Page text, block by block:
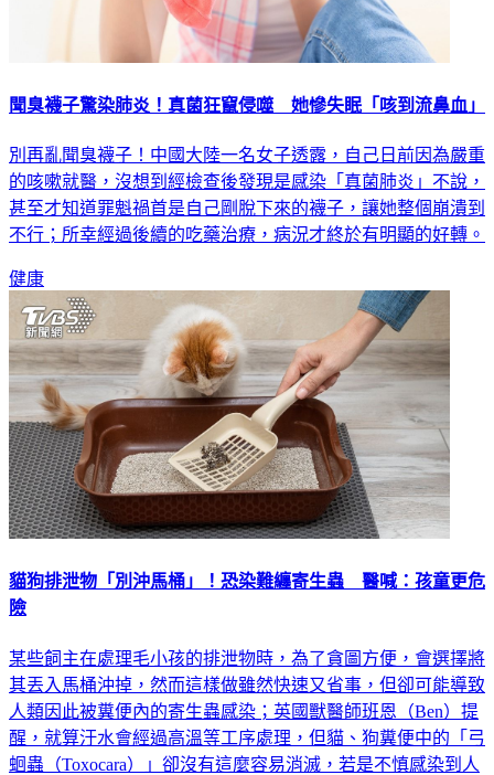
聞臭襪子驚染肺炎！真菌狂竄侵噬 她慘失眠「咳到流鼻血」
別再亂聞臭襪子！中國大陸一名女子透露，自己日前因為嚴重
的咳嗽就醫，沒想到經檢查後發現是感染「真菌肺炎」不說，
甚至才知道罪魁禍首是自己剛脫下來的襪子，讓她整個崩潰到
不行；所幸經過後續的吃藥治療，病況才終於有明顯的好轉。
健康
貓狗排泄物「別沖馬桶」！恐染難纏寄生蟲 醫喊：孩童更危
險
某些飼主在處理毛小孩的排泄物時，為了貪圖方便，會選擇將
其丟入馬桶沖掉，然而這樣做雖然快速又省事，但卻可能導致
人類因此被糞便內的寄生蟲感染；英國獸醫師班恩（Ben）提
醒，就算汙水會經過高溫等工序處理，但貓、狗糞便中的「弓
蛔蟲（Toxocara）」卻沒有這麼容易消滅，若是不慎感染到人